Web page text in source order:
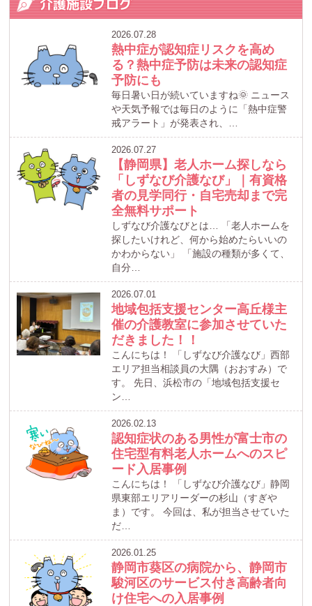
2026.07.28
熱中症が認知症リスクを高め
る？熱中症予防は未来の認知症
予防にも
毎日暑い日が続いていますね🌞 ニュース
や天気予報では毎日のように「熱中症警
戒アラート」が発表され、…
2026.07.27
【静岡県】老人ホーム探しなら
「しずなび介護なび」｜有資格
者の見学同行・自宅売却まで完
全無料サポート
しずなび介護なびとは… 「老人ホームを
探したいけれど、何から始めたらいいの
かわからない」 「施設の種類が多くて、
自分…
2026.07.01
地域包括支援センター高丘様主
催の介護教室に参加させていた
だきました！！
こんにちは！ 「しずなび介護なび」西部
エリア担当相談員の大隅（おおすみ）で
す。 先日、浜松市の「地域包括支援セ
ン…
2026.02.13
認知症状のある男性が富士市の
住宅型有料老人ホームへのスピ
ード入居事例
こんにちは！ 「しずなび介護なび」静岡
県東部エリアリーダーの杉山（すぎや
ま）です。 今回は、私が担当させていた
だ…
2026.01.25
静岡市葵区の病院から、静岡市
駿河区のサービス付き高齢者向
け住宅への入居事例